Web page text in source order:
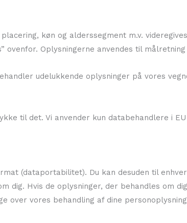
køn og alderssegment m.v.
Oplysningerne anvendes til målretning
udelukkende oplysninger på vores
til det. Vi anvender kun databehandlere i
(dataportabilitet). Du kan desuden til
dig. Hvis de oplysninger, der behandles om
vores behandling af dine